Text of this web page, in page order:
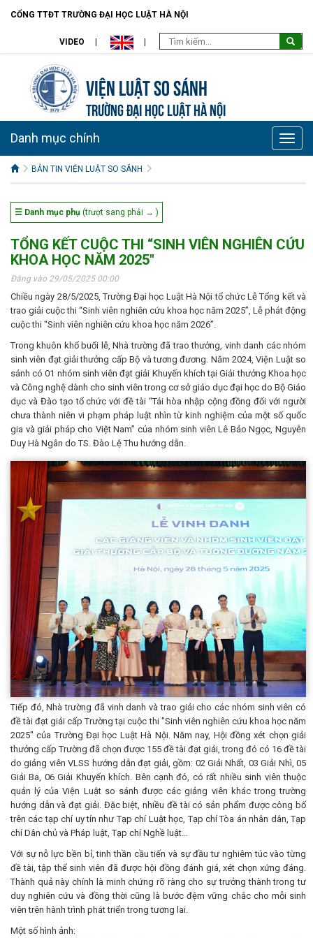
CỔNG TTĐT TRƯỜNG ĐẠI HỌC LUẬT HÀ NỘI
VIDEO
Viện Luật so sánh
TRƯỜNG ĐẠI HỌC LUẬT HÀ NỘI
Toggle
Danh mục chính
BẢN TIN VIỆN LUẬT SO SÁNH
☰ Danh mục phụ (trượt sang phải → )
TỔNG KẾT CUỘC THI “SINH VIÊN NGHIÊN CỨU
KHOA HỌC NĂM 2025"
Đăng vào 29/05/2025 00:00
Chiều ngày 28/5/2025, Trường Đại học Luật Hà Nội tổ chức Lễ Tổng kết và
trao giải cuộc thi “Sinh viên nghiên cứu khoa học năm 2025”, Lễ phát động
cuộc thi “Sinh viên nghiên cứu khoa học năm 2026”.
Trong khuôn khổ buổi lễ, Nhà trường đã trao thưởng, vinh danh các nhóm
sinh viên đạt giải thưởng cấp Bộ và tương đương. Năm 2024, Viện Luật so
sánh có 01 nhóm sinh viên đạt giải Khuyến khích tại Giải thưởng Khoa học
và Công nghệ dành cho sinh viên trong cơ sở giáo dục đại học do Bộ Giáo
dục và Đào tạo tổ chức với đề tài “Tái hòa nhập cộng đồng đối với người
chưa thành niên vi phạm pháp luật nhìn từ kinh nghiệm của một số quốc
gia và giải pháp cho Việt Nam” của nhóm sinh viên Lê Bảo Ngọc, Nguyễn
Duy Hà Ngân do TS. Đào Lệ Thu hướng dẫn.
Tiếp đó, Nhà trường đã vinh danh và trao giải cho các nhóm sinh viên có
đề tài đạt giải cấp Trường tại cuộc thi "Sinh viên nghiên cứu khoa học năm
2025" của Trường Đại học Luật Hà Nội. Năm nay, Hội đồng xét chọn giải
thưởng cấp Trường đã chọn được 155 đề tài đạt giải, trong đó có 16 đề tài
do giảng viên VLSS hướng dẫn đạt giải, gồm: 02 Giải Nhất, 03 Giải Nhì, 05
Giải Ba, 06 Giải Khuyến khích. Bên cạnh đó, có rất nhiều sinh viên thuộc
quản lý của Viện Luật so sánh được các giảng viên khác trong trường
hướng dẫn và đạt giải. Đặc biệt, nhiều đề tài có sản phẩm được công bố
trên các tạp chí uy tín như Tạp chí Luật học, Tạp chí Tòa án nhân dân, Tạp
chí Dân chủ và Pháp luật, Tạp chí Nghề luật…
Với sự nỗ lực bền bỉ, tinh thần cầu tiến và sự đầu tư nghiêm túc vào từng
đề tài, tập thể sinh viên đã được hội đồng đánh giá, xét chọn xứng đáng.
Thành quả này chính là minh chứng rõ ràng cho sự trưởng thành trong tư
duy nghiên cứu và đồng thời cũng là bước đệm vững chắc cho mỗi sinh
viên trên hành trình phát triển trong tương lai.
Một số hình ảnh: